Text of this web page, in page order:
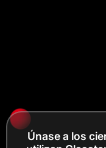
Únase a los